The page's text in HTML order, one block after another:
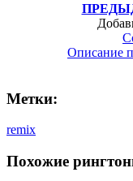
Описание
Метки:
remix
Похожие